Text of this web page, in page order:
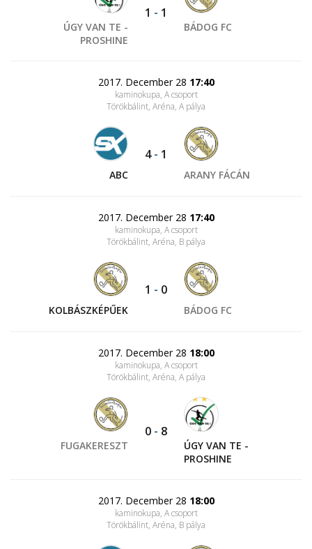
ÚGY VAN TE -
PROSHINE
1 - 1
BÁDOG FC
2017. December 28 17:40
kaminokupa, A csoport
Törökbálint, Aréna, A pálya
ABC
4- 1
ARANY FÁCÁN
2017. December 28 17:40
kaminokupa, A csoport
Törökbálint, Aréna, B pálya
KOLBÁSZKÉPŰEK
1 - 0
BÁDOG FC
2017. December 28 18:00
kaminokupa, A csoport
Törökbálint, Aréna, A pálya
FUGAKERESZT
0 - 8
ÚGY VAN TE -
PROSHINE
2017. December 28 18:00
kaminokupa, A csoport
Törökbálint, Aréna, B pálya